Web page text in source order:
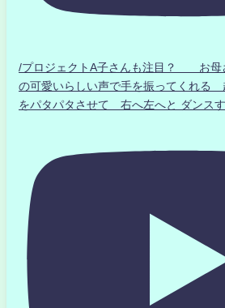
/プロジェクトA子さんも注目？ お母
の可愛いらしい声で手を振ってくれる
をパタパタさせて 右へ左へと ダンス